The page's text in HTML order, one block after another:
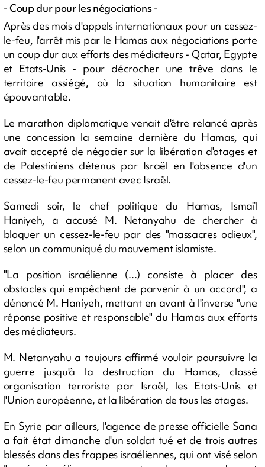
- Coup dur pour les négociations -
Après des mois d'appels internationaux pour un cessez-
le-feu, l'arrêt mis par le Hamas aux négociations porte
un coup dur aux efforts des médiateurs - Qatar, Egypte
et Etats-Unis - pour décrocher une trêve dans le
territoire assiégé, où la situation humanitaire est
épouvantable.
Le marathon diplomatique venait d'être relancé après
une concession la semaine dernière du Hamas, qui
avait accepté de négocier sur la libération d'otages et
de Palestiniens détenus par Israël en l'absence d'un
cessez-le-feu permanent avec Israël.
Samedi soir, le chef politique du Hamas, Ismaïl
Haniyeh, a accusé M. Netanyahu de chercher à
bloquer un cessez-le-feu par des "massacres odieux",
selon un communiqué du mouvement islamiste.
"La position israélienne (...) consiste à placer des
obstacles qui empêchent de parvenir à un accord", a
dénoncé M. Haniyeh, mettant en avant à l'inverse "une
réponse positive et responsable" du Hamas aux efforts
des médiateurs.
M. Netanyahu a toujours affirmé vouloir poursuivre la
guerre jusqu'à la destruction du Hamas, classé
organisation terroriste par Israël, les Etats-Unis et
l'Union européenne, et la libération de tous les otages.
En Syrie par ailleurs, l'agence de presse officielle Sana
a fait état dimanche d'un soldat tué et de trois autres
blessés dans des frappes israéliennes, qui ont visé selon